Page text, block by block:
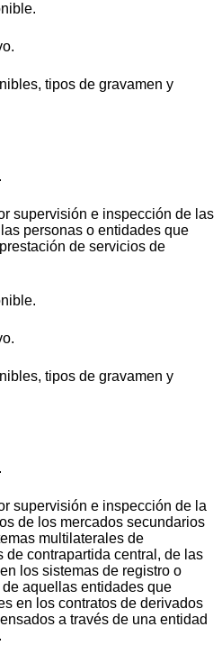
tipos de gravamen y
supervisión e inspección de las
personas o entidades que
de servicios de
tipos de gravamen y
supervisión e inspección de la
de los mercados secundarios
multilaterales de
de contrapartida central, de las
los sistemas de registro o
aquellas entidades que
en los contratos de derivados
a través de una entidad